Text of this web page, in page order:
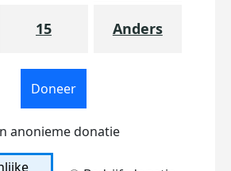
15 Anders
Doneer
anonieme donatie